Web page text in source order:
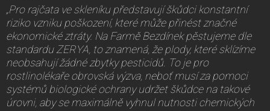
„Pro rajčata ve skleníku představují škůdci konstantní
riziko vzniku poškození, které může přinést značné
ekonomické ztráty. Na Farmě Bezdínek pěstujeme dle
standardu ZERYA, to znamená, že plody, které sklízíme
neobsahují žádné zbytky pesticidů. To je pro
rostlinolékaře obrovská výzva, neboť musí za pomoci
systémů biologické ochrany udržet škůdce na takové
úrovni, aby se maximálně vyhnul nutnosti chemických